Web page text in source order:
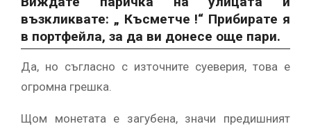
възкликвате: „ Късметче !“ Прибирате я
в портфейла, за да ви донесе още пари.
Да, но съгласно с източните суеверия, това е
огромна грешка.
Щом монетата е загубена, значи предишният